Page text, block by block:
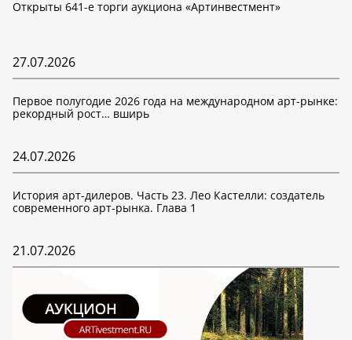
Открыты 641-е торги аукциона «Артинвестмент»
27.07.2026
Первое полугодие 2026 года на международном арт-рынке:
рекордный рост… вширь
24.07.2026
История арт-дилеров. Часть 23. Лео Кастелли: создатель
современного арт-рынка. Глава 1
21.07.2026